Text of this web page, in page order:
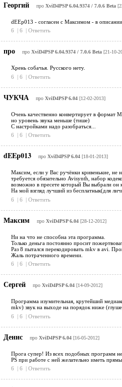
Георгий про XviD4PSP 6.04.9374 / 7.0.6 Beta
dEEp013 - согласен с Максимом - в описании
6
| 6 | Ответить
про про XviD4PSP 6.04.9374 / 7.0.6 Beta[21-10-
Хрень собачья. Русского нету.
6
| 6 | Ответить
ЧУКЧА про XviD4PSP 6.04[12-02-2013]
Очень качественно конвертирует в
но уровень звука меньше (тише)
С настройками надо разобраться...
6
| 6 | Ответить
dEEp013 про XviD4PSP 6.04[18-01-2013]
Максим, если у Вас ручёнки кривенькие, не
требуется обязательно Avisynth, набор
возможно в пресете который Вы выбрали он
На мой взгляд лучший из бесплатнык(для
6
| 6 | Ответить
Максим про XviD4PSP 6.04[28-12-2012]
Ни на что не способна эта программа.
Только деньга постоянно просит
Раз 8 пытался перекодировать mkv в avi.
Жаль потраченного времени.
6
| 6 | Ответить
Сергей про XviD4PSP 6.04[14-09-2012]
Программа изумительная, крутейший
mkv) звук на выходе на порядок ниже
6
| 6 | Ответить
Денис про XviD4PSP 6.04[16-05-2012]
Прога супер! Из всех подобных программ
PS при работе с ней желательно иметь
6
| 6 | Ответить